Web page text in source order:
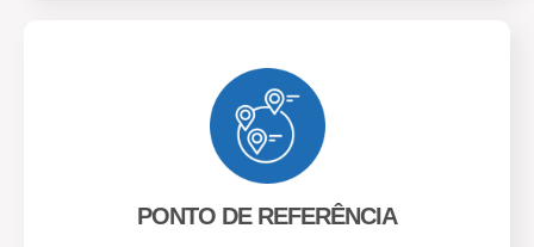
PONTO DE REFERÊNCIA